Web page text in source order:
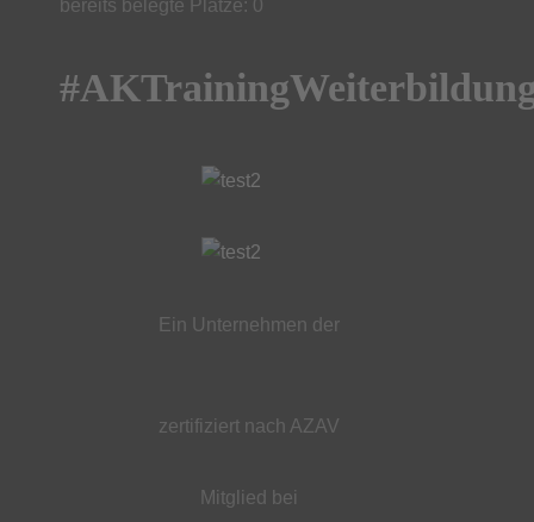
bereits belegte Plätze: 0
Ein Unternehmen der
zertifiziert nach AZAV
Mitglied bei